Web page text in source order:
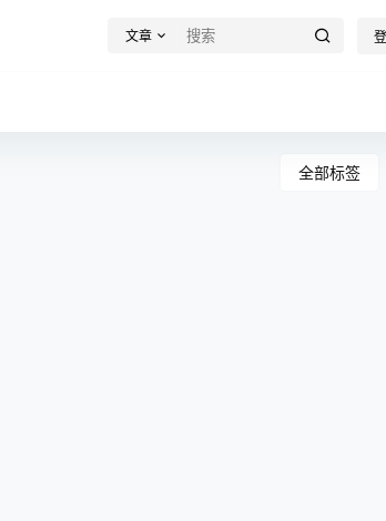
文章
全部标签